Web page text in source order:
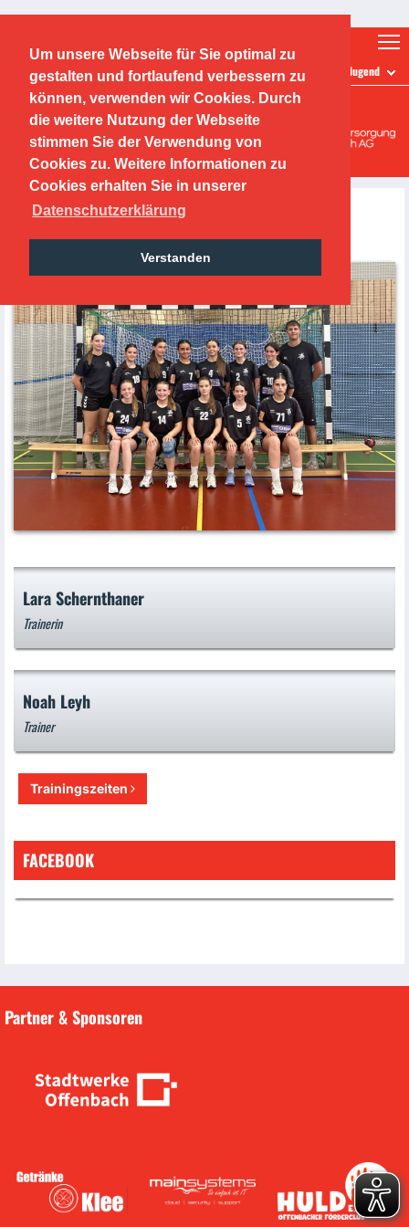
Um unsere Webseite für Sie optimal zu
gestalten und fortlaufend verbessern zu
können, verwenden wir Cookies. Durch
die weitere Nutzung der Webseite
stimmen Sie der Verwendung von
Cookies zu. Weitere Informationen zu
Cookies erhalten Sie in unserer
Datenschutzerklärung
Verstanden
TEAMS wC-Jugend
O.F.C. Kickers 1901 e.V.
Handballabteilung
WEIBLICHE C-JUGEND
Lara Schernthaner
Trainerin
Noah Leyh
Trainer
Trainingszeiten
FACEBOOK
Partner & Sponsoren